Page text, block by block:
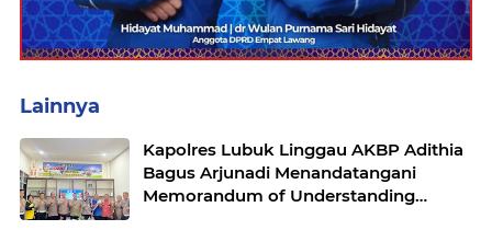
Lainnya
Kapolres Lubuk Linggau AKBP Adithia
Bagus Arjunadi Menandatangani
Memorandum of Understanding